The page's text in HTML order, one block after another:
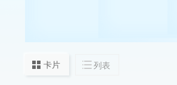
卡片 列表